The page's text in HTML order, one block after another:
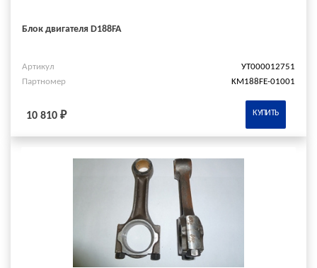
Блок двигателя D188FA
Артикул
УТ000012751
Партномер
KM188FE-01001
10 810 ₽ КУПИТЬ